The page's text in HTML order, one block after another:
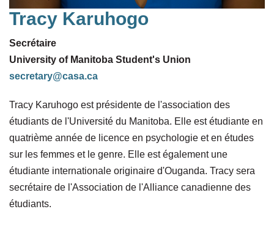
Tracy Karuhogo
Secrétaire
University of Manitoba Student's Union
secretary@casa.ca
Tracy Karuhogo est présidente de l'association des
étudiants de l'Université du Manitoba. Elle est étudiante en
quatrième année de licence en psychologie et en études
sur les femmes et le genre. Elle est également une
étudiante internationale originaire d'Ouganda. Tracy sera
secrétaire de l'Association de l'Alliance canadienne des
étudiants.